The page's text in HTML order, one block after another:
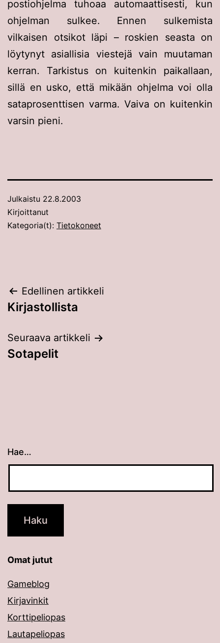
postiohjelma tuhoaa automaattisesti, kun
ohjelman sulkee. Ennen sulkemista
vilkaisen otsikot läpi – roskien seasta on
löytynyt asiallisia viestejä vain muutaman
kerran. Tarkistus on kuitenkin paikallaan,
sillä en usko, että mikään ohjelma voi olla
sataprosenttisen varma. Vaiva on kuitenkin
varsin pieni.
Julkaistu 22.8.2003
Kirjoittanut
Kategoria(t): Tietokoneet
Artikkelien
selaus
Edellinen artikkeli
Kirjastollista
Seuraava artikkeli
Sotapelit
Hae…
Kun tuloksia tulee, voit selata niitä
Omat jutut
Gameblog
Kirjavinkit
Korttipeliopas
Lautapeliopas